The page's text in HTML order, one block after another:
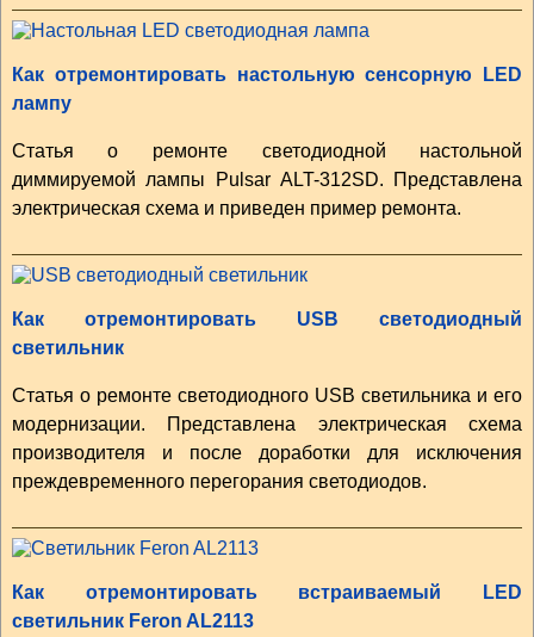
Как отремонтировать настольную сенсорную LED
лампу
Статья о ремонте светодиодной настольной
диммируемой лампы Pulsar ALT-312SD. Представлена
электрическая схема и приведен пример ремонта.
Как отремонтировать USB светодиодный
светильник
Статья о ремонте светодиодного USB светильника и его
модернизации. Представлена электрическая схема
производителя и после доработки для исключения
преждевременного перегорания светодиодов.
Как отремонтировать встраиваемый LED
светильник Feron AL2113